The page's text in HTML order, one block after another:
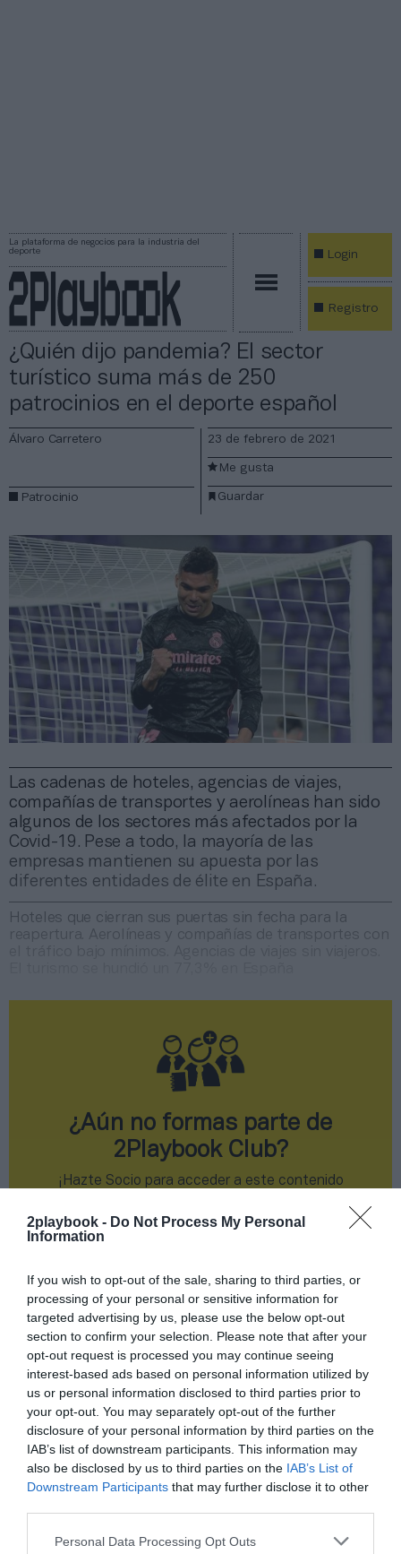
2playbook - Do Not Process My Personal
Information
If you wish to opt-out of the sale, sharing to third parties, or
processing of your personal or sensitive information for
targeted advertising by us, please use the below opt-out
section to confirm your selection. Please note that after your
opt-out request is processed you may continue seeing
interest-based ads based on personal information utilized by
us or personal information disclosed to third parties prior to
your opt-out. You may separately opt-out of the further
disclosure of your personal information by third parties on the
IAB’s list of downstream participants. This information may
also be disclosed by us to third parties on the IAB’s List of
Downstream Participants that may further disclose it to other
Personal Data Processing Opt Outs
La plataforma de negocios para la industria del
deporte
Login
Registro
Índex 2P
2Playbook Intelligence
¿Quién dijo pandemia? El sector
turístico suma más de 250
patrocinios en el deporte español
Las cadenas de hoteles, agencias de viajes,
compañías de transportes y aerolíneas han sido
algunos de los sectores más afectados por la
Covid-19. Pese a todo, la mayoría de las
empresas mantienen su apuesta por las
diferentes entidades de élite en España.
Álvaro Carretero
Patrocinio
23 de febrero de 2021
Guardar
Me gusta
Hoteles que cierran sus puertas sin fecha para la
reapertura. Aerolíneas y compañías de transportes con
¿Aún no formas parte de
2Playbook Club?
¡Hazte Socio para acceder a este contenido
¡Suscríbete! Inicia sesión
Compartir
Imprimir